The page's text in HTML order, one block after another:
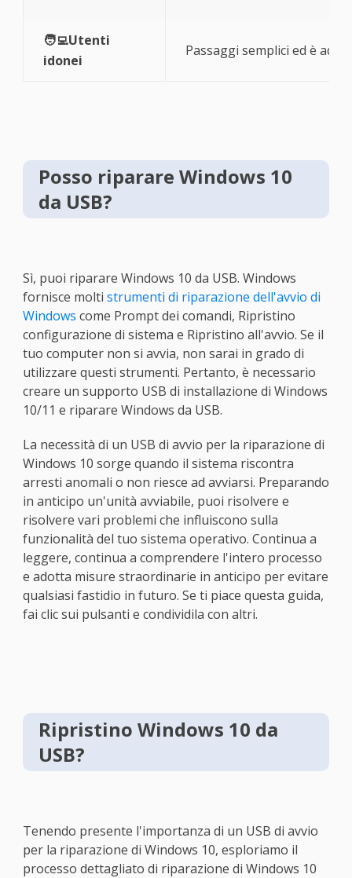
🧑‍💻Utenti
idonei
Passaggi semplici ed è
Posso riparare Windows 10
da USB?
Sì, puoi riparare Windows 10 da USB. Windows
fornisce molti strumenti di riparazione dell'avvio di
Windows come Prompt dei comandi, Ripristino
configurazione di sistema e Ripristino all'avvio. Se il
tuo computer non si avvia, non sarai in grado di
utilizzare questi strumenti. Pertanto, è necessario
creare un supporto USB di installazione di Windows
10/11 e riparare Windows da USB.
La necessità di un USB di avvio per la riparazione di
Windows 10 sorge quando il sistema riscontra
arresti anomali o non riesce ad avviarsi. Preparando
in anticipo un'unità avviabile, puoi risolvere e
risolvere vari problemi che influiscono sulla
funzionalità del tuo sistema operativo. Continua a
leggere, continua a comprendere l'intero processo
e adotta misure straordinarie in anticipo per evitare
qualsiasi fastidio in futuro. Se ti piace questa guida,
fai clic sui pulsanti e condividila con altri.
Ripristino Windows 10 da
USB?
Tenendo presente l'importanza di un USB di avvio
per la riparazione di Windows 10, esploriamo il
processo dettagliato di riparazione di Windows 10